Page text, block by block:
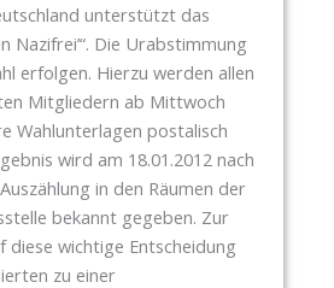
unterstützt das
Nazifrei’“. Die Urabstimmung
erfolgen. Hierzu werden allen
Mitgliedern ab Mittwoch
Wahlunterlagen postalisch
wird am 18.01.2012 nach
in den Räumen der
bekannt gegeben. Zur
diese wichtige Entscheidung
zu einer